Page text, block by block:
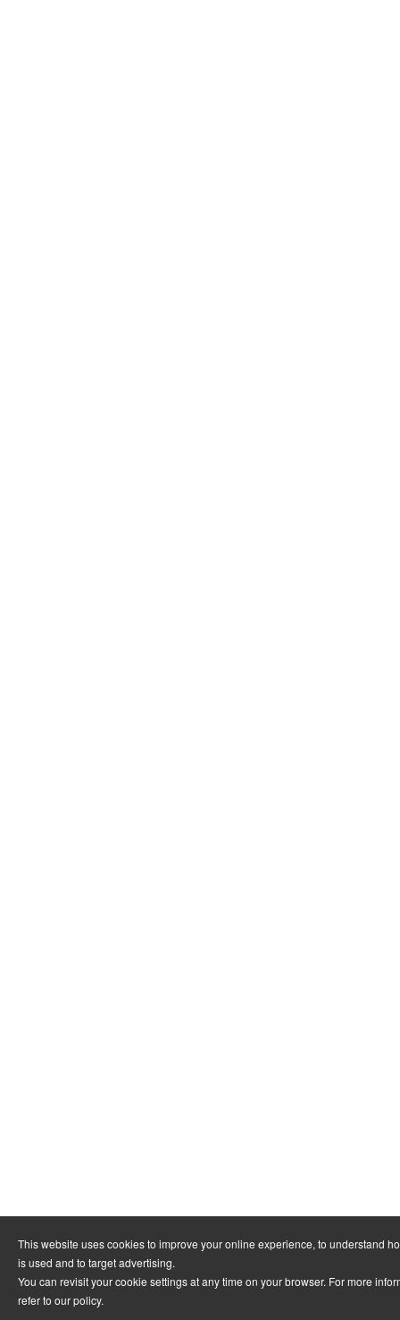
This website uses cookies to improve your online experience, to understand
is used and to target advertising.
You can revisit your cookie settings at any time on your browser. For more
refer to our policy.